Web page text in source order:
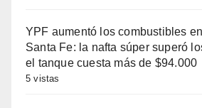
YPF aumentó los combustibles
Santa Fe: la nafta súper superó
el tanque cuesta más de $94.000
5 vistas